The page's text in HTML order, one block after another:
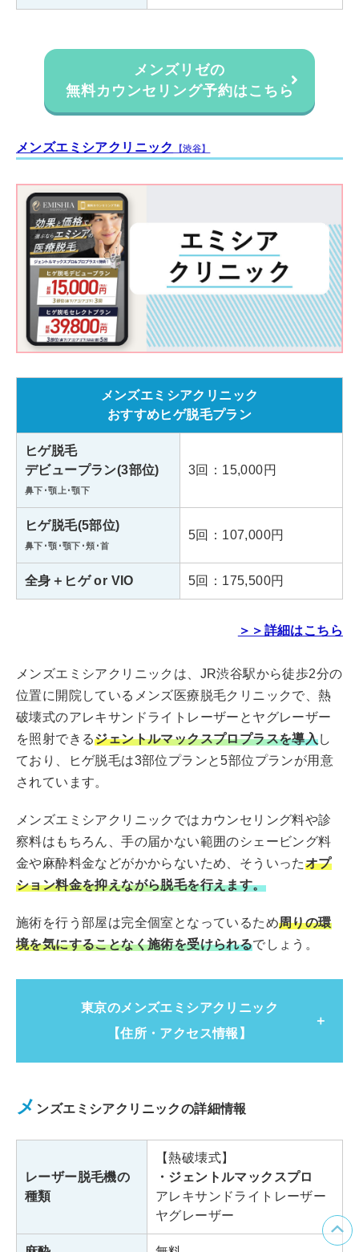
・JR「新宿駅」より徒歩4分
メンズリゼ渋谷
住所
ブル・ヴァールビル 4F
アクセス JR「渋谷駅」B1出口より徒歩8分
診療時間 10:00～20:00
メンズリゼ銀座
※4/24まで休診(ビルの空調工事・増床工事の
ため)
住所
東京都中央区銀座8-8-8
アクセス
・JR「新橋駅」銀座口より徒歩5
分
より徒歩6分
診療時間
住所
アクセス
口より徒歩1分
・JR「立川駅」南口より徒歩3分
メンズリゼ町田
住所
東京都町田市原町田4-11-14
コロンブスビル8F
・小田急小田原線「町田駅」東口
・JR「町田駅」中央北口より徒
歩5分
診療時間 10:00～20:00
メンズリゼの
無料カウンセリング予約はこちら
メンズエミシアクリニック 【渋谷】
メンズエミシアクリニック
おすすめヒゲ脱毛プラン
ヒゲ脱毛
デビュープラン(3部位)
鼻下･顎上･顎下
3回：15,000円
ヒゲ脱毛(5部位)
鼻下･顎･顎下･頬･首
5回：107,000円
全身＋ヒゲ or VIO 5回：175,500円
＞＞詳細はこちら
メンズエミシアクリニックは、JR渋谷駅から徒歩2分の
位置に開院しているメンズ医療脱毛クリニックで、熱
破壊式のアレキサンドライトレーザーとヤグレーザー
を照射できるジェントルマックスプロプラスを導入し
ており、ヒゲ脱毛は3部位プランと5部位プランが用意
されています。
メンズエミシアクリニックではカウンセリング料や診
察料はもちろん、手の届かない範囲のシェービング料
金や麻酔料金などがかからないため、そういったオプ
ション料金を抑えながら脱毛を行えます。
施術を行う部屋は完全個室となっているため周りの環
境を気にすることなく施術を受けられるでしょう。
東京のメンズエミシアクリニック
【住所・アクセス情報】
メンズエミシアクリニック
東京都渋谷区神南1丁目-22-8
渋谷東日本ビル4F
アクセス
JR「渋谷駅」ハチ公改札口より
徒歩2分
メ ンズエミシアクリニックの詳細情報
レーザー脱毛機の
種類
【熱破壊式】
・ジェントルマックスプロ
アレキサンドライトレーザー
ヤグレーザー